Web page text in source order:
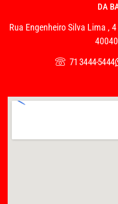
DA
Rua Engenheiro Silva Lima ,
71 3444-5444